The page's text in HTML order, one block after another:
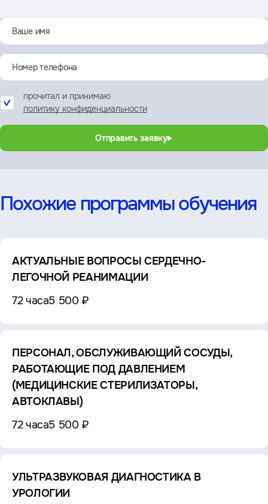
прочитал и принимаю
политику конфиденциальности
Отправить заявку
Похожие программы обучения
АКТУАЛЬНЫЕ ВОПРОСЫ СЕРДЕЧНО-
ЛЕГОЧНОЙ РЕАНИМАЦИИ
72 часа5 500 ₽
ПЕРСОНАЛ, ОБСЛУЖИВАЮЩИЙ СОСУДЫ,
РАБОТАЮЩИЕ ПОД ДАВЛЕНИЕМ
(МЕДИЦИНСКИЕ СТЕРИЛИЗАТОРЫ,
АВТОКЛАВЫ)
72 часа5 500 ₽
УЛЬТРАЗВУКОВАЯ ДИАГНОСТИКА В
УРОЛОГИИ